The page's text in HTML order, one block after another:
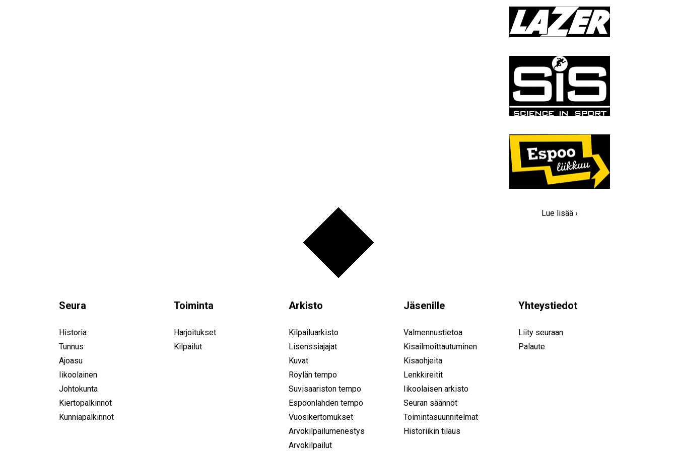
Lue lisää ›
Seura
Historia
Tunnus
Ajoasu
Iikoolainen
Johtokunta
Kiertopalkinnot
Kunniapalkinnot
Toiminta
Harjoitukset
Kilpailut
Arkisto
Kilpailuarkisto
Lisenssiajajat
Kuvat
Röylän tempo
Suvisaariston tempo
Espoonlahden tempo
Vuosikertomukset
Arvokilpailumenestys
Arvokilpailut
Jäsenille
Valmennustietoa
Kisailmoittautuminen
Kisaohjeita
Lenkkireitit
Iikoolaisen arkisto
Seuran säännöt
Toimintasuunnitelmat
Historiikin tilaus
Yhteystiedot
Liity seuraan
Palaute